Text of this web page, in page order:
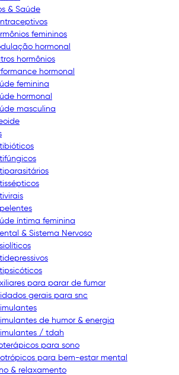
& Saúde
femininos
hormonal
hormônios
hormonal
feminina
hormonal
masculina
íntima feminina
& Sistema Nervoso
para parar de fumar
gerais para snc
de humor & energia
/ tdah
para sono
para bem-estar mental
& relaxamento